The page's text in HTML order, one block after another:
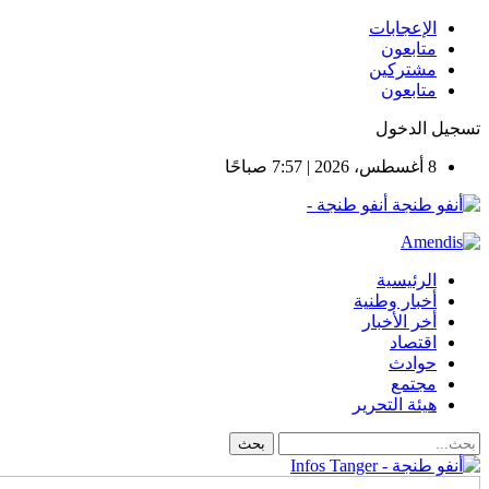
الإعجابات
متابعون
مشتركين
متابعون
تسجيل الدخول
8 أغسطس، 2026 | 7:57 صباحًا
أنفو طنجة -
الرئيسية
أخبار وطنية
أخر الأخبار
اقتصاد
حوادث
مجتمع
هيئة التحرير